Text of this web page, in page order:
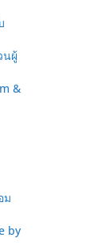
นผู้
&
ม
by